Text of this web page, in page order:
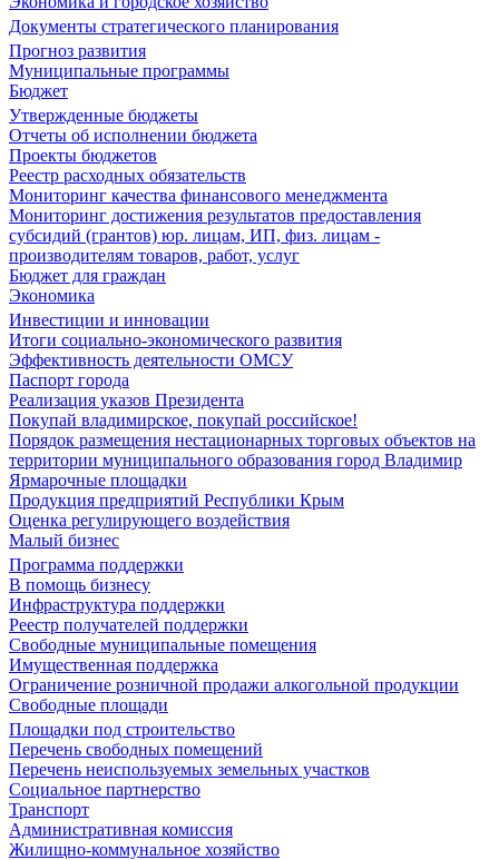
Документы стратегического планирования
Прогноз развития
Муниципальные программы
Бюджет
Утвержденные бюджеты
Отчеты об исполнении бюджета
Проекты бюджетов
Реестр расходных обязательств
Мониторинг качества финансового менеджмента
Мониторинг достижения результатов предоставления
субсидий (грантов) юр. лицам, ИП, физ. лицам -
производителям товаров, работ, услуг
Бюджет для граждан
Экономика
Инвестиции и инновации
Итоги социально-экономического развития
Эффективность деятельности ОМСУ
Паспорт города
Реализация указов Президента
Покупай владимирское, покупай российское!
Порядок размещения нестационарных торговых объектов на
территории муниципального образования город Владимир
Ярмарочные площадки
Продукция предприятий Республики Крым
Оценка регулирующего воздействия
Малый бизнес
Программа поддержки
В помощь бизнесу
Инфраструктура поддержки
Реестр получателей поддержки
Свободные муниципальные помещения
Имущественная поддержка
Ограничение розничной продажи алкогольной продукции
Свободные площади
Площадки под строительство
Перечень свободных помещений
Перечень неиспользуемых земельных участков
Социальное партнерство
Транспорт
Административная комиссия
Жилищно-коммунальное хозяйство